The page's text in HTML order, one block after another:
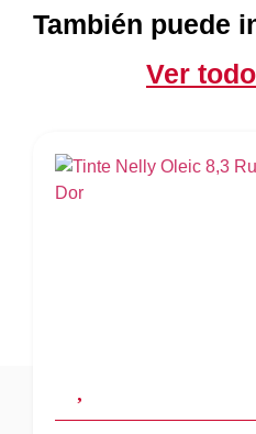
También puede
Ver